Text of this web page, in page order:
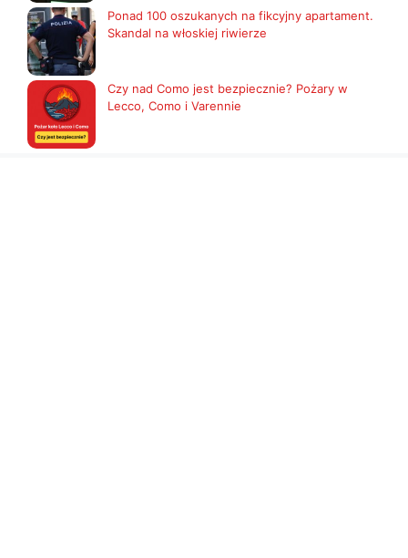
Ponad 100 oszukanych na fikcyjny apartament.
Skandal na włoskiej riwierze
Czy nad Como jest bezpiecznie? Pożary w
Lecco, Como i Varennie